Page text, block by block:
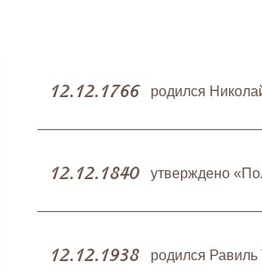
12.12.1766 родился
12.12.1840 утверждено
12.12.1938 родился Равиль